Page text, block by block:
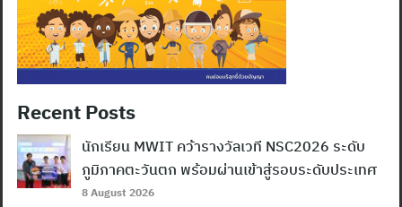
Recent Posts
นักเรียน MWIT คว้ารางวัลเวที NSC2026 ระดับ
ภูมิภาคตะวันตก พร้อมผ่านเข้าสู่รอบระดับประเทศ
8 August 2026